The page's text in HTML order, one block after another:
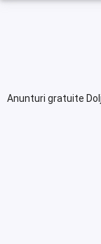
Anunturi gratuite